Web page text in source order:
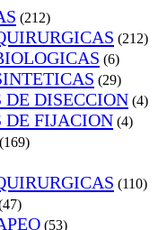
(212)
(212)
(6)
(29)
DE DISECCION (4)
DE FIJACION (4)
(169)
(110)
(53)